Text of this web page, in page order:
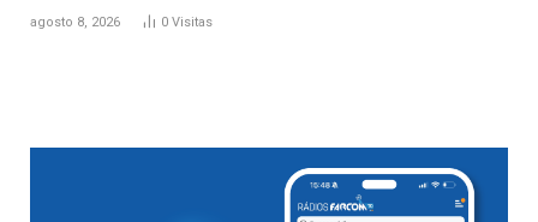
agosto 8, 2026 0 Visitas